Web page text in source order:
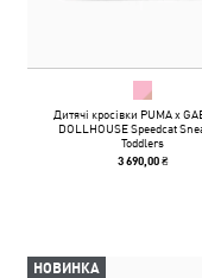
Дитячі кросівки PUMA x
DOLLHOUSE Speedcat
Toddlers
3 690,00 ₴
НОВИНКА